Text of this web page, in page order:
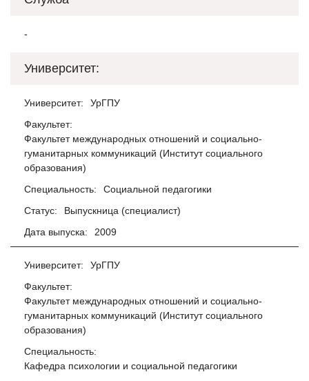
-
Университет:
Университет:
УрГПУ
Факультет:
Факультет международных отношений и социально-
гуманитарных коммуникаций (Институт социального
образования)
Специальность:
Социальной педагогики
Статус:
Выпускница (специалист)
Дата выпуска:
2009
Университет:
УрГПУ
Факультет:
Факультет международных отношений и социально-
гуманитарных коммуникаций (Институт социального
образования)
Специальность:
Кафедра психологии и социальной педагогики